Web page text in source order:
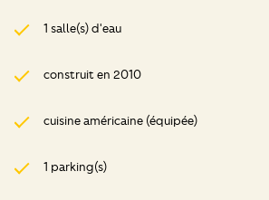
1 salle(s) d'eau
construit en 2010
cuisine américaine (équipée)
1 parking(s)